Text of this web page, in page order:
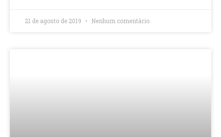
21 de agosto de 2019 Nenhum comentário